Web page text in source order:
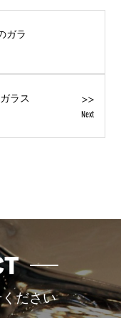
ガラ
>>
Next
ラス
ださい